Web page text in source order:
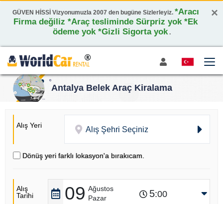
×
GÜVEN HİSSİ Vizyonumuzla 2007 den bugüne Sizlerleyiz. *Aracı
Firma değiliz *Araç tesliminde Sürpriz yok *Ek
ödeme yok *Gizli Sigorta yok.
Antalya Belek Araç Kiralama
Alış Yeri Alış Şehri Seçiniz
Dönüş yeri farklı lokasyon'a bırakıcam.
Alış
Tarihi
09 Ağustos
Pazar
5:00